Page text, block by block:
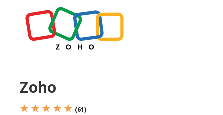
Zoho
★ ★ ★ ★ ★ (61)